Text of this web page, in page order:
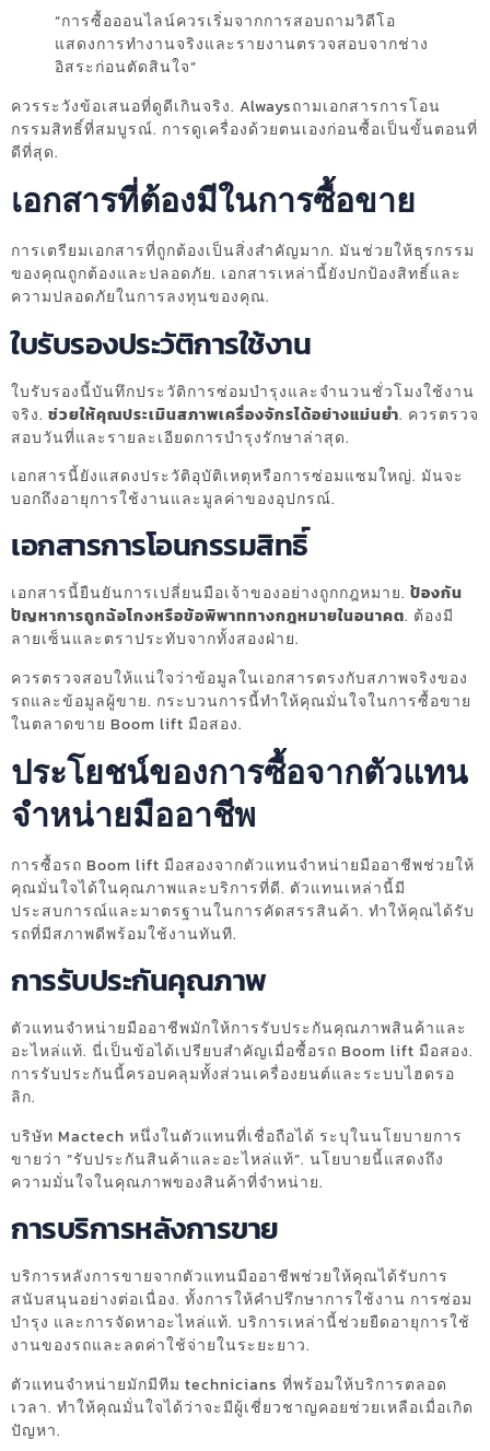
“การซื้อออนไลน์ควรเริ่มจากการสอบถามวิดีโอ
แสดงการทำงานจริงและรายงานตรวจสอบจากช่าง
อิสระก่อนตัดสินใจ”
ควรระวังข้อเสนอที่ดูดีเกินจริง. Alwaysถามเอกสารการโอน
กรรมสิทธิ์ที่สมบูรณ์. การดูเครื่องด้วยตนเองก่อนซื้อเป็นขั้นตอนที่
ดีที่สุด.
เอกสารที่ต้องมีในการซื้อขาย
การเตรียมเอกสารที่ถูกต้องเป็นสิ่งสำคัญมาก. มันช่วยให้ธุรกรรม
ของคุณถูกต้องและปลอดภัย. เอกสารเหล่านี้ยังปกป้องสิทธิ์และ
ความปลอดภัยในการลงทุนของคุณ.
ใบรับรองประวัติการใช้งาน
ใบรับรองนี้บันทึกประวัติการซ่อมบำรุงและจำนวนชั่วโมงใช้งาน
จริง. ช่วยให้คุณประเมินสภาพเครื่องจักรได้อย่างแม่นยำ. ควรตรวจ
สอบวันที่และรายละเอียดการบำรุงรักษาล่าสุด.
เอกสารนี้ยังแสดงประวัติอุบัติเหตุหรือการซ่อมแซมใหญ่. มันจะ
บอกถึงอายุการใช้งานและมูลค่าของอุปกรณ์.
เอกสารการโอนกรรมสิทธิ์
เอกสารนี้ยืนยันการเปลี่ยนมือเจ้าของอย่างถูกกฎหมาย. ป้องกัน
ปัญหาการถูกฉ้อโกงหรือข้อพิพาททางกฎหมายในอนาคต. ต้องมี
ลายเซ็นและตราประทับจากทั้งสองฝ่าย.
ควรตรวจสอบให้แน่ใจว่าข้อมูลในเอกสารตรงกับสภาพจริงของ
รถและข้อมูลผู้ขาย. กระบวนการนี้ทำให้คุณมั่นใจในการซื้อขาย
ในตลาดขาย Boom lift มือสอง.
ประโยชน์ของการซื้อจากตัวแทน
จำหน่ายมืออาชีพ
การซื้อรถ Boom lift มือสองจากตัวแทนจำหน่ายมืออาชีพช่วยให้
คุณมั่นใจได้ในคุณภาพและบริการที่ดี. ตัวแทนเหล่านี้มี
ประสบการณ์และมาตรฐานในการคัดสรรสินค้า. ทำให้คุณได้รับ
รถที่มีสภาพดีพร้อมใช้งานทันที.
การรับประกันคุณภาพ
ตัวแทนจำหน่ายมืออาชีพมักให้การรับประกันคุณภาพสินค้าและ
อะไหล่แท้. นี่เป็นข้อได้เปรียบสำคัญเมื่อซื้อรถ Boom lift มือสอง.
การรับประกันนี้ครอบคลุมทั้งส่วนเครื่องยนต์และระบบไฮดรอ
ลิก.
บริษัท Mactech หนึ่งในตัวแทนที่เชื่อถือได้ ระบุในนโยบายการ
ขายว่า “รับประกันสินค้าและอะไหล่แท้”. นโยบายนี้แสดงถึง
ความมั่นใจในคุณภาพของสินค้าที่จำหน่าย.
การบริการหลังการขาย
บริการหลังการขายจากตัวแทนมืออาชีพช่วยให้คุณได้รับการ
สนับสนุนอย่างต่อเนื่อง. ทั้งการให้คำปรึกษาการใช้งาน การซ่อม
บำรุง และการจัดหาอะไหล่แท้. บริการเหล่านี้ช่วยยืดอายุการใช้
งานของรถและลดค่าใช้จ่ายในระยะยาว.
ตัวแทนจำหน่ายมักมีทีม technicians ที่พร้อมให้บริการตลอด
เวลา. ทำให้คุณมั่นใจได้ว่าจะมีผู้เชี่ยวชาญคอยช่วยเหลือเมื่อเกิด
ปัญหา.